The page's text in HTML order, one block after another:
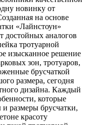
новинку от
на основе
«Лайнстоун»
достойных аналогов
тротуарной
изысканное решение
зон, тротуаров,
брусчаткой
размера, сегодня
дизайна. Каждый
которые
размеры брусчатки,
красоту